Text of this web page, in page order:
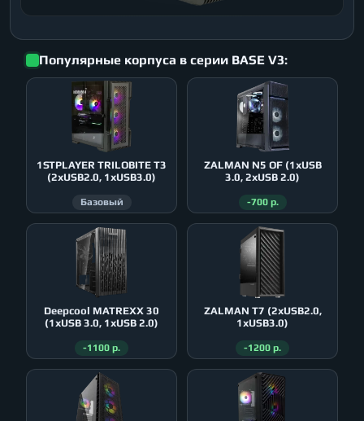
Популярные корпуса в серии BASE V3:
1STPLAYER TRILOBITE T3
(2xUSB2.0, 1xUSB3.0)
Базовый
ZALMAN N5 OF (1xUSB
3.0, 2xUSB 2.0)
-700 р.
Deepcool MATREXX 30
(1xUSB 3.0, 1xUSB 2.0)
-1100 р.
ZALMAN T7 (2xUSB2.0,
1xUSB3.0)
-1200 р.